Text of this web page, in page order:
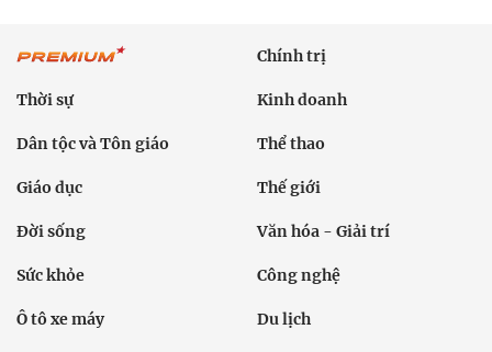
Chính trị
Thời sự Kinh doanh
Dân tộc và Tôn giáo Thể thao
Giáo dục Thế giới
Đời sống Văn hóa - Giải trí
Sức khỏe Công nghệ
Ô tô xe máy Du lịch